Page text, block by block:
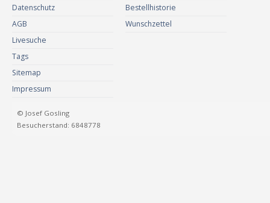
Datenschutz
AGB
Livesuche
Tags
Sitemap
Impressum
Bestellhistorie
Wunschzettel
© Josef Gosling
Besucherstand: 6848778